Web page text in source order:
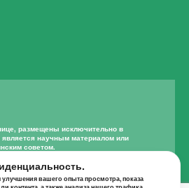
размещены исключительно в
научным материалом или
советом.
лекарственных средств может
специалистом с учетом
болезни.
вашего опыта просмотра, показа